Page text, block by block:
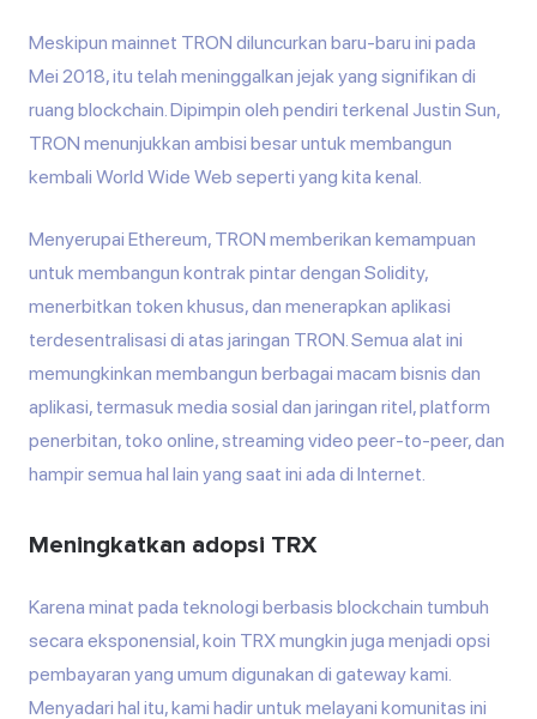
Meskipun mainnet TRON diluncurkan baru-baru ini pada
Mei 2018, itu telah meninggalkan jejak yang signifikan di
ruang blockchain. Dipimpin oleh pendiri terkenal Justin Sun,
TRON menunjukkan ambisi besar untuk membangun
kembali World Wide Web seperti yang kita kenal.
Menyerupai Ethereum, TRON memberikan kemampuan
untuk membangun kontrak pintar dengan Solidity,
menerbitkan token khusus, dan menerapkan aplikasi
terdesentralisasi di atas jaringan TRON. Semua alat ini
memungkinkan membangun berbagai macam bisnis dan
aplikasi, termasuk media sosial dan jaringan ritel, platform
penerbitan, toko online, streaming video peer-to-peer, dan
hampir semua hal lain yang saat ini ada di Internet.
Meningkatkan adopsi TRX
Karena minat pada teknologi berbasis blockchain tumbuh
secara eksponensial, koin TRX mungkin juga menjadi opsi
pembayaran yang umum digunakan di gateway kami.
Menyadari hal itu, kami hadir untuk melayani komunitas ini